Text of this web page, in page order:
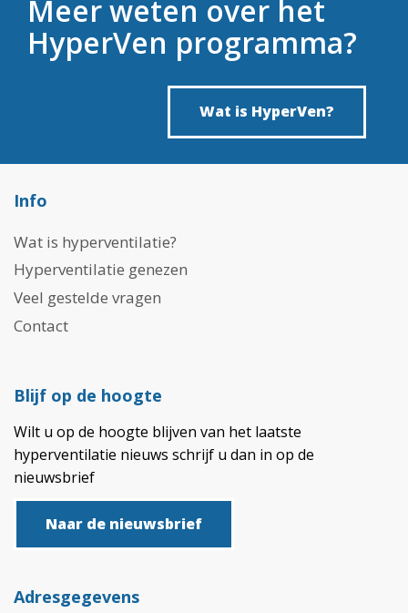
Meer weten over het
HyperVen programma?
Wat is HyperVen?
Info
Wat is hyperventilatie?
Hyperventilatie genezen
Veel gestelde vragen
Contact
Blijf op de hoogte
Wilt u op de hoogte blijven van het laatste
hyperventilatie nieuws schrijf u dan in op de
nieuwsbrief
Naar de nieuwsbrief
Adresgegevens